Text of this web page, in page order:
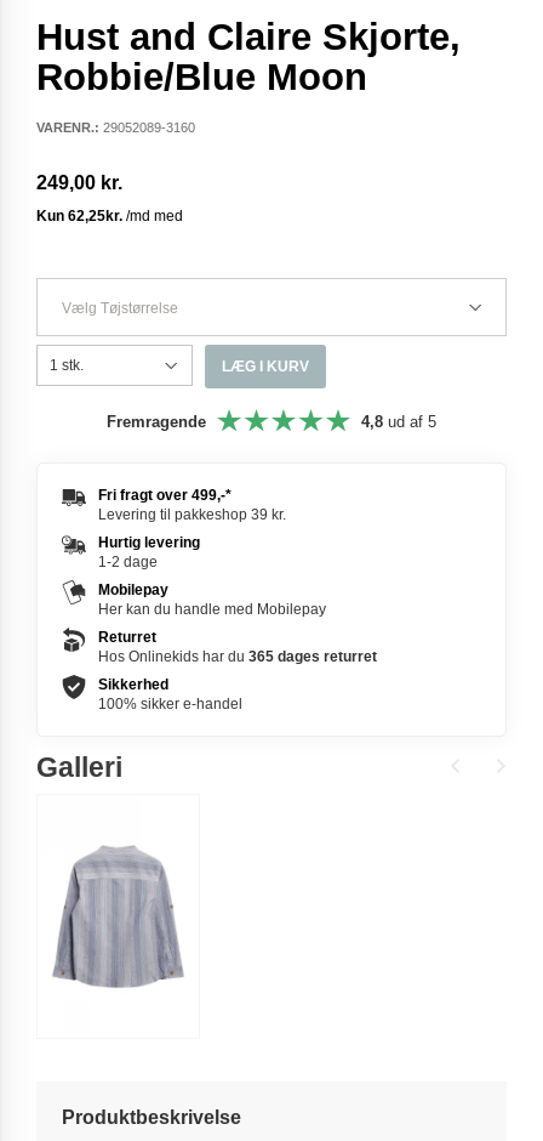
Hust and Claire Skjorte,
Robbie/Blue Moon
VARENR.: 29052089-3160
249,00 kr.
Vælg Tøjstørrelse
LÆG I KURV
Fremragende 4,8 ud af 5
Fri fragt over 499,-*
Levering til pakkeshop 39 kr.
Hurtig levering
1-2 dage
Mobilepay
Her kan du handle med Mobilepay
Returret
Hos Onlinekids har du 365 dages returret
Sikkerhed
100% sikker e-handel
Galleri
Produktbeskrivelse